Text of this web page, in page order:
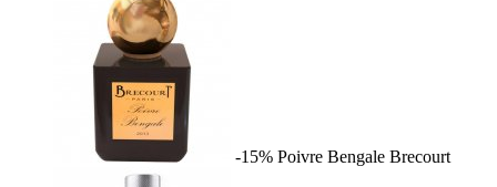
-15% Poivre Bengale Brecourt